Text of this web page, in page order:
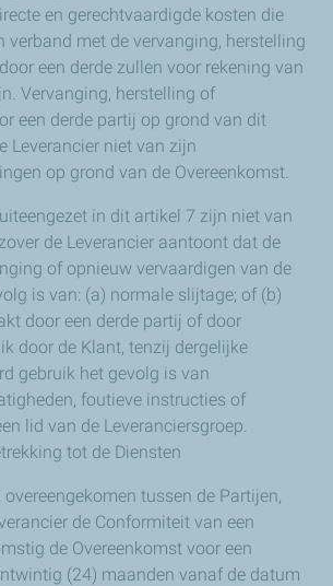
en gerechtvaardigde kosten die
verband met de vervanging, herstelling
een derde zullen voor rekening van
Vervanging, herstelling of
een derde partij op grond van dit
Leverancier niet van zijn
op grond van de Overeenkomst.
in dit artikel 7 zijn niet van
de Leverancier aantoont dat de
of opnieuw vervaardigen van de
is van: (a) normale slijtage; of (b)
door een derde partij of door
door de Klant, tenzij dergelijke
gebruik het gevolg is van
foutieve instructies of
lid van de Leveranciersgroep.
tot de Diensten
tussen de Partijen,
de Conformiteit van een
de Overeenkomst voor een
(24) maanden vanaf de datum